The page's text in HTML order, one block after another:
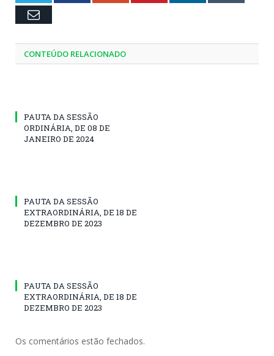
Email
CONTEÚDO RELACIONADO
PAUTA DA SESSÃO
ORDINÁRIA, DE 08 DE
JANEIRO DE 2024
PAUTA DA SESSÃO
EXTRAORDINÁRIA, DE 18 DE
DEZEMBRO DE 2023
PAUTA DA SESSÃO
EXTRAORDINÁRIA, DE 18 DE
DEZEMBRO DE 2023
Os comentários estão fechados.